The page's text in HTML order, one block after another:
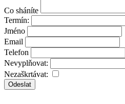
Co sháníte
Termín:
Jméno
Email
Telefon
Nevyplňovat:
Nezaškrtávat:
Odeslat